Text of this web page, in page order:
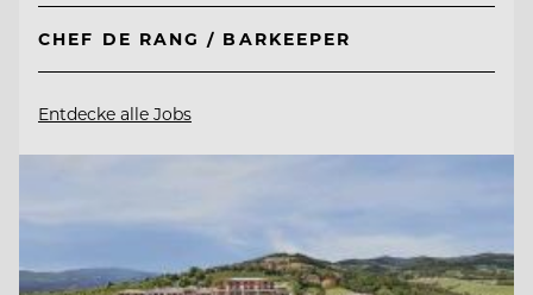
CHEF DE RANG / BARKEEPER
Entdecke alle Jobs